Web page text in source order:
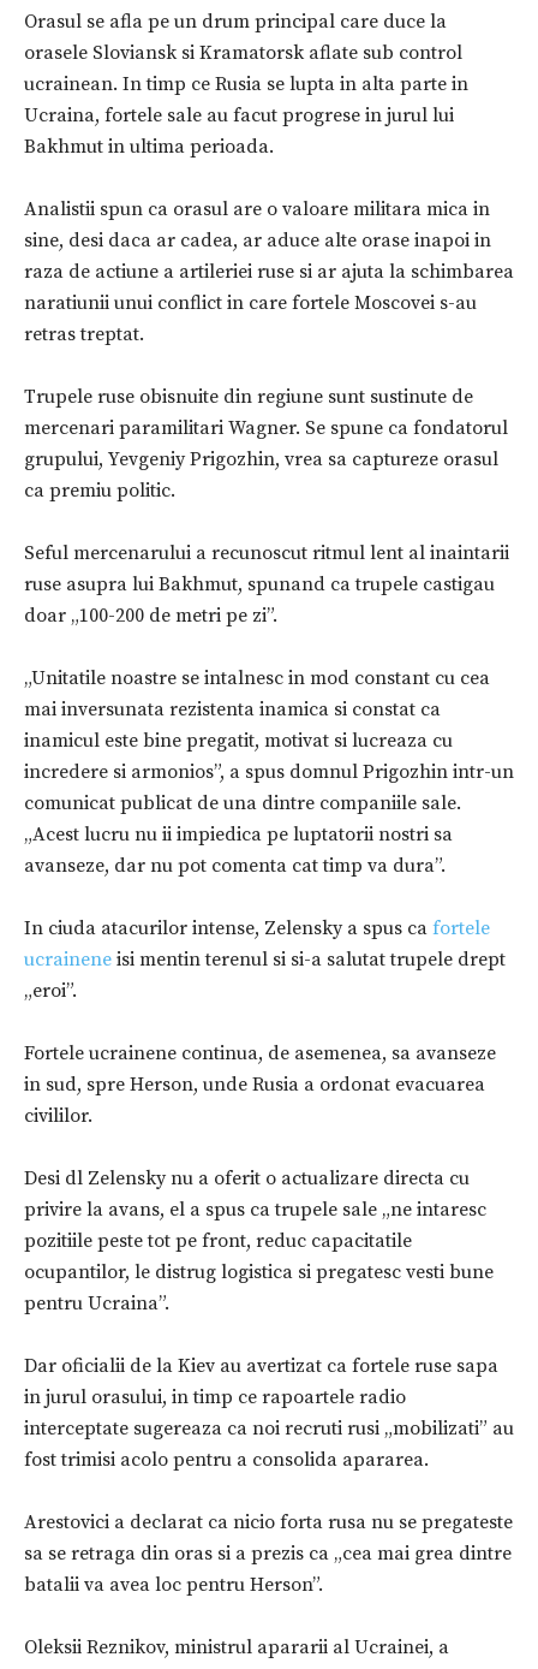
Orasul se afla pe un drum principal care duce la
orasele Sloviansk si Kramatorsk aflate sub control
ucrainean. In timp ce Rusia se lupta in alta parte in
Ucraina, fortele sale au facut progrese in jurul lui
Bakhmut in ultima perioada.
Analistii spun ca orasul are o valoare militara mica in
sine, desi daca ar cadea, ar aduce alte orase inapoi in
raza de actiune a artileriei ruse si ar ajuta la schimbarea
naratiunii unui conflict in care fortele Moscovei s-au
retras treptat.
Trupele ruse obisnuite din regiune sunt sustinute de
mercenari paramilitari Wagner. Se spune ca fondatorul
grupului, Yevgeniy Prigozhin, vrea sa captureze orasul
ca premiu politic.
Seful mercenarului a recunoscut ritmul lent al inaintarii
ruse asupra lui Bakhmut, spunand ca trupele castigau
doar „100-200 de metri pe zi”.
„Unitatile noastre se intalnesc in mod constant cu cea
mai inversunata rezistenta inamica si constat ca
inamicul este bine pregatit, motivat si lucreaza cu
incredere si armonios”, a spus domnul Prigozhin intr-un
comunicat publicat de una dintre companiile sale.
„Acest lucru nu ii impiedica pe luptatorii nostri sa
avanseze, dar nu pot comenta cat timp va dura”.
In ciuda atacurilor intense, Zelensky a spus ca fortele
ucrainene isi mentin terenul si si-a salutat trupele drept
„eroi”.
Fortele ucrainene continua, de asemenea, sa avanseze
in sud, spre Herson, unde Rusia a ordonat evacuarea
civililor.
Desi dl Zelensky nu a oferit o actualizare directa cu
privire la avans, el a spus ca trupele sale „ne intaresc
pozitiile peste tot pe front, reduc capacitatile
ocupantilor, le distrug logistica si pregatesc vesti bune
pentru Ucraina”.
Dar oficialii de la Kiev au avertizat ca fortele ruse sapa
in jurul orasului, in timp ce rapoartele radio
interceptate sugereaza ca noi recruti rusi „mobilizati” au
fost trimisi acolo pentru a consolida apararea.
Arestovici a declarat ca nicio forta rusa nu se pregateste
sa se retraga din oras si a prezis ca „cea mai grea dintre
batalii va avea loc pentru Herson”.
Oleksii Reznikov, ministrul apararii al Ucrainei, a